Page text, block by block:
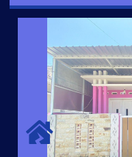
GRIYA ASRI
Desain Modern
Sehingga
dengan Ponsel